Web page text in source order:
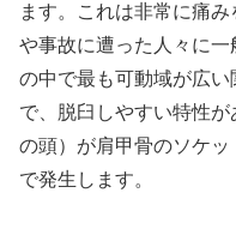
ます。これは非常に痛
や事故に遭った人々に
の中で最も可動域が広
で、脱臼しやすい特性
の頭）が肩甲骨のソケ
で発生します。